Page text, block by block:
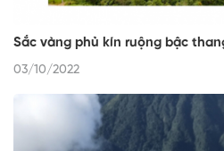
Sắc vàng phủ kín ruộng bậc
03/10/2022